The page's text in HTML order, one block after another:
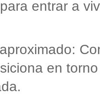
entrar a
en